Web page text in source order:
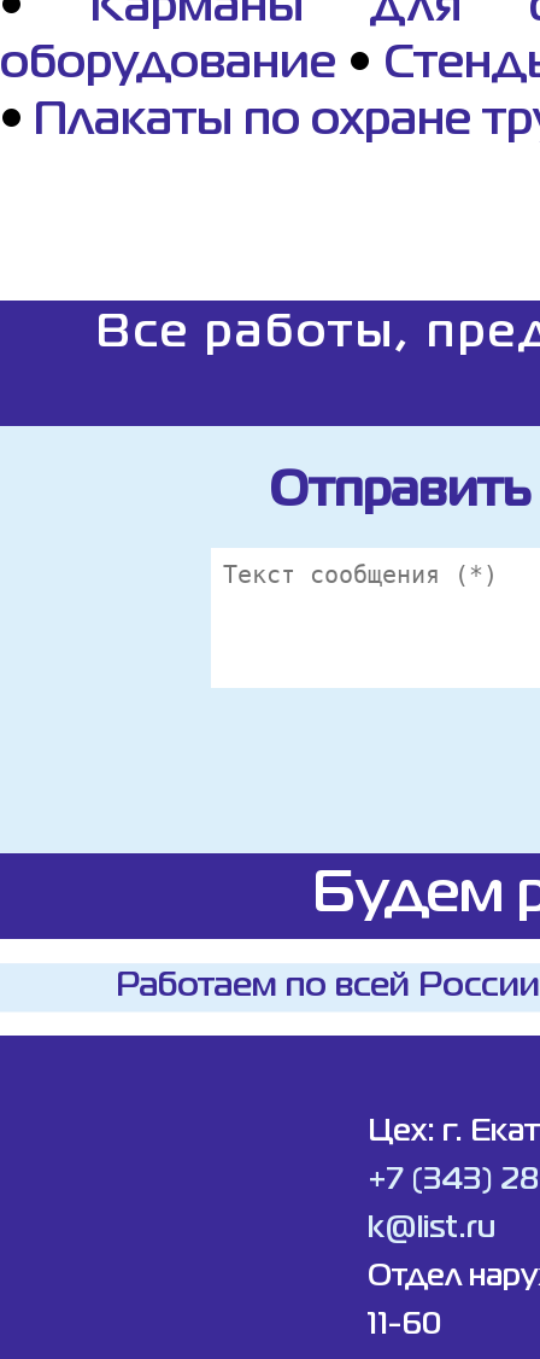
•
Карманы для
оборудование •
•
Плакаты по охране
Все работы,
Отправить
Будем
Работаем по всей
Цех: г.
+7 (343)
k@list.ru
Отдел
11-60